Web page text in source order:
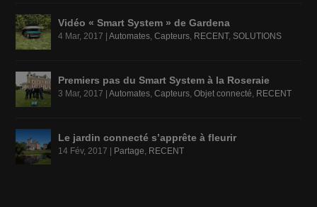
Vidéo « Smart System » de Gardena
4 Mar, 2017 |Automates,Capteurs, RECENT, SOLUTIONS
Premiers pas du Smart System à la Roseraie
3 Mar, 2017 |Automates,Capteurs,Objet connecté, RECENT
Le jardin connecté s’apprête à fleurir
14 Fév, 2017 | Partage, RECENT